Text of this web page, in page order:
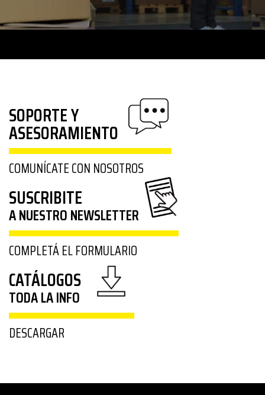
SOPORTE Y
ASESORAMIENTO
COMUNÍCATE CON NOSOTROS
SUSCRIBITE
A NUESTRO NEWSLETTER
COMPLETÁ EL FORMULARIO
CATÁLOGOS
TODA LA INFO
DESCARGAR